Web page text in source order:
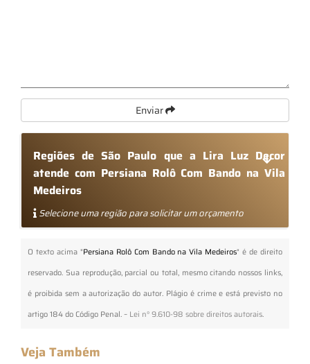
Enviar
Regiões de São Paulo que a Lira Luz Decor
atende com Persiana Rolô Com Bando na Vila
Medeiros
Selecione uma região para solicitar um orçamento
O texto acima "Persiana Rolô Com Bando na Vila Medeiros" é de direito
reservado. Sua reprodução, parcial ou total, mesmo citando nossos links,
é proibida sem a autorização do autor. Plágio é crime e está previsto no
artigo 184 do Código Penal. – Lei n° 9.610-98 sobre direitos autorais.
Veja Também